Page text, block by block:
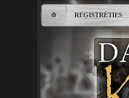
⟰ REĢISTRĒTIES